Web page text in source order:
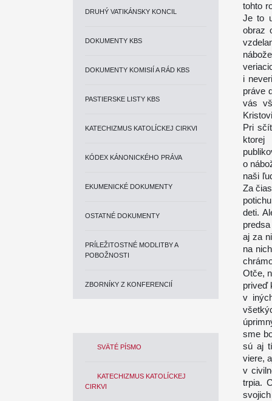
DRUHÝ VATIKÁNSKY KONCIL
DOKUMENTY KBS
DOKUMENTY KOMISIÍ A RÁD KBS
PASTIERSKE LISTY KBS
KATECHIZMUS KATOLÍCKEJ CIRKVI
KÓDEX KÁNONICKÉHO PRÁVA
EKUMENICKÉ DOKUMENTY
OSTATNÉ DOKUMENTY
PRÍLEŽITOSTNÉ MODLITBY A
POBOŽNOSTI
ZBORNÍKY Z KONFERENCIÍ
SVÄTÉ PÍSMO
KATECHIZMUS KATOLÍCKEJ
CIRKVI
tohto
Je to
obraz
i
práve
vás
Pri
ktorej
o
naši
Za
deti.
aj za
na
Otče,
priveď
v
sme
sú aj
viere,
v
trpia.